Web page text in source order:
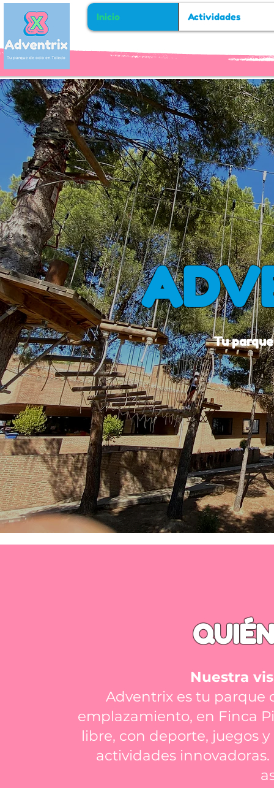
Inicio Actividades
Tu
Nuestra
Adventrix es tu parque
emplazamiento, en Finca
libre, con deporte, juegos
actividades innovadoras.